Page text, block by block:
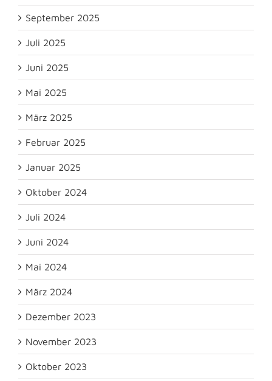
September 2025
Juli 2025
Juni 2025
Mai 2025
März 2025
Februar 2025
Januar 2025
Oktober 2024
Juli 2024
Juni 2024
Mai 2024
März 2024
Dezember 2023
November 2023
Oktober 2023